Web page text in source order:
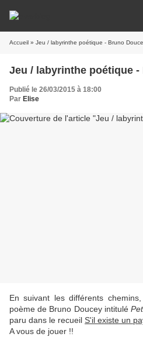
Accueil » Jeu / labyrinthe poétique - Bruno
Jeu / labyrinthe poétique
Publié le 26/03/2015 à 18:00
Par Elise
En suivant les différents
poème de Bruno Doucey intitulé
paru dans le recueil S'il existe un
A vous de jouer !!